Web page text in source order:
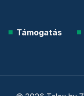
Támogatás